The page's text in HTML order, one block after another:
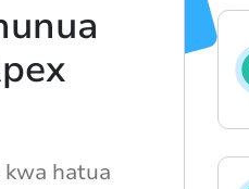
hatua